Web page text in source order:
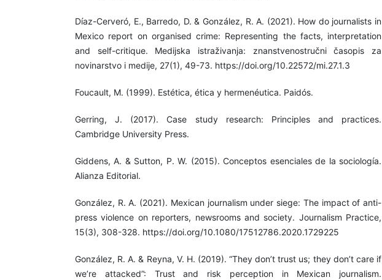
Díaz-Cerveró, E., Barredo, D. & González, R. A. (2021). How do journalists in
Mexico report on organised crime: Representing the facts, interpretation
and self-critique. Medijska istraživanja: znanstvenostručni časopis za
novinarstvo i medije, 27(1), 49-73. https://doi.org/10.22572/mi.27.1.3
Foucault, M. (1999). Estética, ética y hermenéutica. Paidós.
Gerring, J. (2017). Case study research: Principles and practices.
Cambridge University Press.
Giddens, A. & Sutton, P. W. (2015). Conceptos esenciales de la sociología.
Alianza Editorial.
González, R. A. (2021). Mexican journalism under siege: The impact of anti-
press violence on reporters, newsrooms and society. Journalism Practice,
15(3), 308-328. https://doi.org/10.1080/17512786.2020.1729225
González, R. A. & Reyna, V. H. (2019). “They don’t trust us; they don’t care if
we’re attacked”: Trust and risk perception in Mexican journalism.